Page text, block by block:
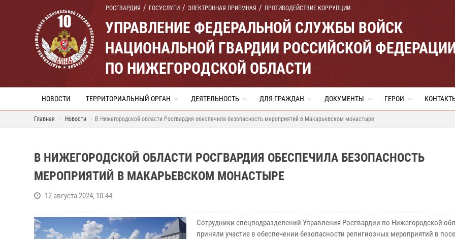
РОСГВАРДИЯ ГОСУСЛУГИ ЭЛЕКТРОННАЯ ПРИЕМНАЯ ПРОТИВОДЕЙСТВИЕ КОРРУПЦИИ
УПРАВЛЕНИЕ ФЕДЕРАЛЬНОЙ СЛУЖБЫ ВОЙСК
НАЦИОНАЛЬНОЙ ГВАРДИИ РОССИЙСКОЙ
ПО НИЖЕГОРОДСКОЙ ОБЛАСТИ
НОВОСТИ ТЕРРИТОРИАЛЬНЫЙ ОРГАН ДЕЯТЕЛЬНОСТЬ ДЛЯ ГРАЖДАН ДОКУМЕНТЫ ГЕРОИ
Главная Новости В Нижегородской области Росгвардия обеспечила безопасность мероприятий в Макарьевском монастыре
В НИЖЕГОРОДСКОЙ ОБЛАСТИ РОСГВАРДИЯ ОБЕСПЕЧИЛА БЕЗОПАСНОСТЬ
МЕРОПРИЯТИЙ В МАКАРЬЕВСКОМ МОНАСТЫРЕ
12 августа 2024, 10:44
Сотрудники спецподразделений Управления Росгвардии по Нижегородской
приняли участие в обеспечении безопасности религиозных мероприятий в